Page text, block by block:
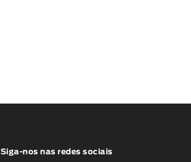
Siga-nos nas redes sociais